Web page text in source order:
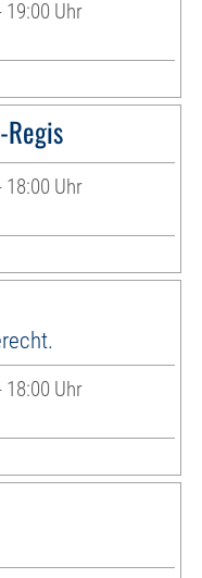
19:00 Uhr
18:00 Uhr
18:00 Uhr